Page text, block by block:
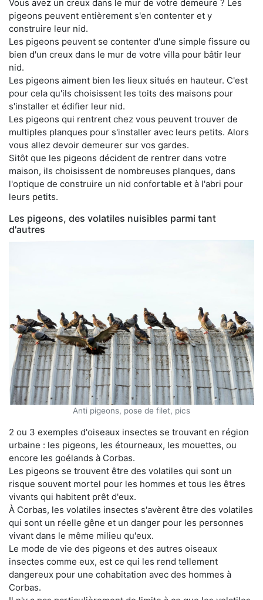
Vous avez un creux dans le mur de votre demeure ? Les
pigeons peuvent entièrement s'en contenter et y
construire leur nid.
Les pigeons peuvent se contenter d'une simple fissure ou
bien d'un creux dans le mur de votre villa pour bâtir leur
nid.
Les pigeons aiment bien les lieux situés en hauteur. C'est
pour cela qu'ils choisissent les toits des maisons pour
s'installer et édifier leur nid.
Les pigeons qui rentrent chez vous peuvent trouver de
multiples planques pour s'installer avec leurs petits. Alors
vous allez devoir demeurer sur vos gardes.
Sitôt que les pigeons décident de rentrer dans votre
maison, ils choisissent de nombreuses planques, dans
l'optique de construire un nid confortable et à l'abri pour
leurs petits.
Les pigeons, des volatiles nuisibles parmi tant
d'autres
Anti pigeons, pose de filet, pics
2 ou 3 exemples d'oiseaux insectes se trouvant en région
urbaine : les pigeons, les étourneaux, les mouettes, ou
encore les goélands à Corbas.
Les pigeons se trouvent être des volatiles qui sont un
risque souvent mortel pour les hommes et tous les êtres
vivants qui habitent prêt d'eux.
À Corbas, les volatiles insectes s'avèrent être des volatiles
qui sont un réelle gêne et un danger pour les personnes
vivant dans le même milieu qu'eux.
Le mode de vie des pigeons et des autres oiseaux
insectes comme eux, est ce qui les rend tellement
dangereux pour une cohabitation avec des hommes à
Corbas.